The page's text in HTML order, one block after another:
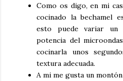
Como os digo, en mi
cocinado la bechamel
esto puede variar
potencia del
cocinarla unos
textura adecuada.
A mi me gusta un